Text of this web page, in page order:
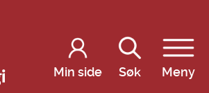
Min side Søk Meny